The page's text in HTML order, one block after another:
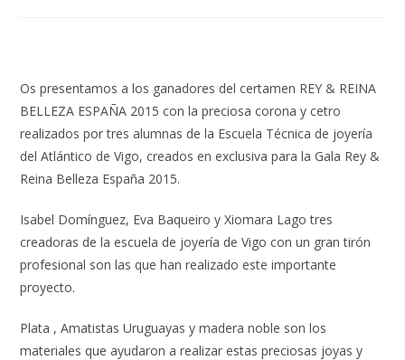
Os presentamos a los ganadores del certamen REY & REINA
BELLEZA ESPAÑA 2015 con la preciosa corona y cetro
realizados por tres alumnas de la Escuela Técnica de joyería
del Atlántico de Vigo, creados en exclusiva para la Gala Rey &
Reina Belleza España 2015.
Isabel Domínguez, Eva Baqueiro y Xiomara Lago tres
creadoras de la escuela de joyería de Vigo con un gran tirón
profesional son las que han realizado este importante
proyecto.
Plata , Amatistas Uruguayas y madera noble son los
materiales que ayudaron a realizar estas preciosas joyas y